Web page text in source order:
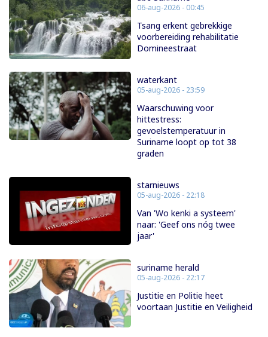
06-aug-2026 - 00:45
Tsang erkent gebrekkige
voorbereiding rehabilitatie
Domineestraat
waterkant
05-aug-2026 - 23:59
Waarschuwing voor
hittestress:
gevoelstemperatuur in
Suriname loopt op tot 38
graden
starnieuws
05-aug-2026 - 22:18
Van 'Wo kenki a systeem'
naar: 'Geef ons nóg twee
jaar'
suriname herald
05-aug-2026 - 22:17
Justitie en Politie heet
voortaan Justitie en Veiligheid